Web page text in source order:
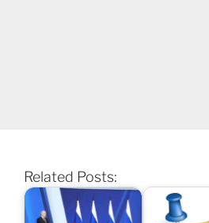
Related Posts: